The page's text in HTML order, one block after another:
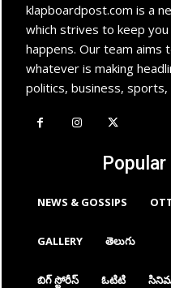
klapboardpost.com is a
which strives to keep
happens. Our team aims
whatever is making
politics, business,
NEWS & GOSSIPS
GALLERY తెలుగు
బిగ్ స్టోరీస్ ఓటిటి